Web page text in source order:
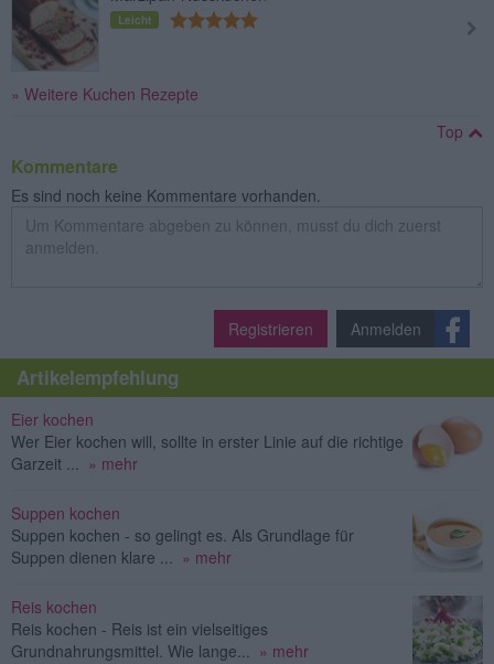
Leicht
» Weitere Kuchen Rezepte
Top
Kommentare
Es sind noch keine Kommentare vorhanden.
Registrieren Anmelden
Artikelempfehlung
Eier kochen
Wer Eier kochen will, sollte in erster Linie auf die richtige
Garzeit ... » mehr
Suppen kochen
Suppen kochen - so gelingt es. Als Grundlage für
Suppen dienen klare ... » mehr
Reis kochen
Reis kochen - Reis ist ein vielseitiges
Grundnahrungsmittel. Wie lange... » mehr